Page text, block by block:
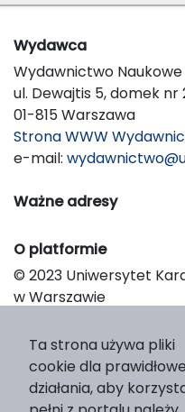
Wydawca
Wydawnictwo Naukowe
ul. Dewajtis 5, domek nr
01-815 Warszawa
Strona WWW
e-mail:
Ważne adresy
O platformie
© 2023 Uniwersytet
w Warszawie
Platform & Workflow
Ta strona używa pliki
cookie dla
działania, aby